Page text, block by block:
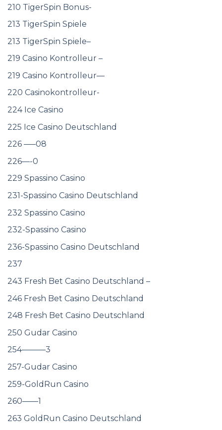
210 TigerSpin Bonus-
213 TigerSpin Spiele
213 TigerSpin Spiele–
219 Casino Kontrolleur –
219 Casino Kontrolleur—
220 Casinokontrolleur-
224 Ice Casino
225 Ice Casino Deutschland
226 —–08
226—-0
229 Spassino Casino
231-Spassino Casino Deutschland
232 Spassino Casino
232-Spassino Casino
236-Spassino Casino Deutschland
237
243 Fresh Bet Casino Deutschland –
246 Fresh Bet Casino Deutschland
248 Fresh Bet Casino Deutschland
250 Gudar Casino
254———3
257-Gudar Casino
259-GoldRun Casino
260——1
263 GoldRun Casino Deutschland